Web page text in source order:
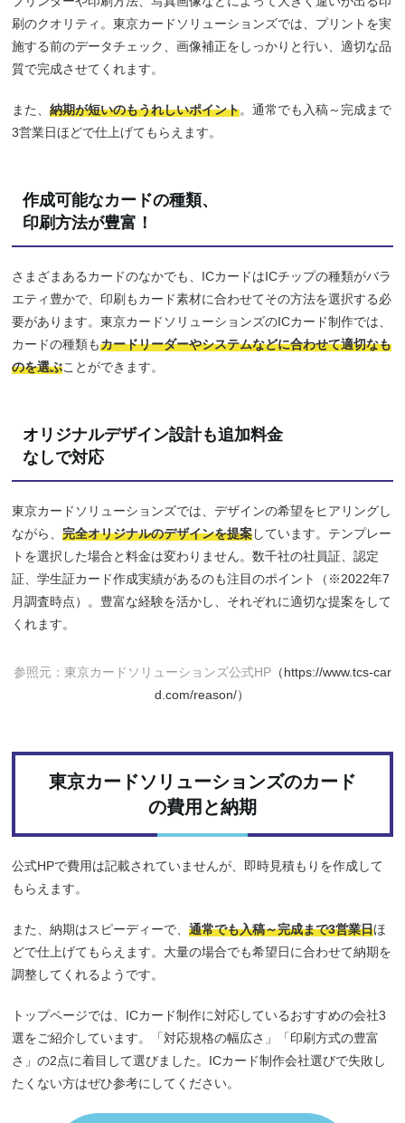
刷のクオリティ。東京カードソリューションズでは、プリントを実
施する前のデータチェック、画像補正をしっかりと行い、適切な品
質で完成させてくれます。
また、納期が短いのもうれしいポイント。通常でも入稿～完成まで
3営業日ほどで仕上げてもらえます。
作成可能なカードの種類、
印刷方法が豊富！
さまざまあるカードのなかでも、ICカードはICチップの種類がバラ
エティ豊かで、印刷もカード素材に合わせてその方法を選択する必
要があります。東京カードソリューションズのICカード制作では、
カードの種類もカードリーダーやシステムなどに合わせて適切なも
のを選ぶことができます。
オリジナルデザイン設計も追加料金
なしで対応
東京カードソリューションズでは、デザインの希望をヒアリングし
ながら、完全オリジナルのデザインを提案しています。テンプレー
トを選択した場合と料金は変わりません。数千社の社員証、認定
証、学生証カード作成実績があるのも注目のポイント（※2022年7
月調査時点）。豊富な経験を活かし、それぞれに適切な提案をして
くれます。
参照元：東京カードソリューションズ公式HP（https://www.tcs-car
d.com/reason/）
東京カードソリューションズのカード
の費用と納期
公式HPで費用は記載されていませんが、即時見積もりを作成して
もらえます。
また、納期はスピーディーで、通常でも入稿～完成まで3営業日ほ
どで仕上げてもらえます。大量の場合でも希望日に合わせて納期を
調整してくれるようです。
トップページでは、ICカード制作に対応しているおすすめの会社3
選をご紹介しています。「対応規格の幅広さ」「印刷方式の豊富
さ」の2点に着目して選びました。ICカード制作会社選びで失敗し
たくない方はぜひ参考にしてください。